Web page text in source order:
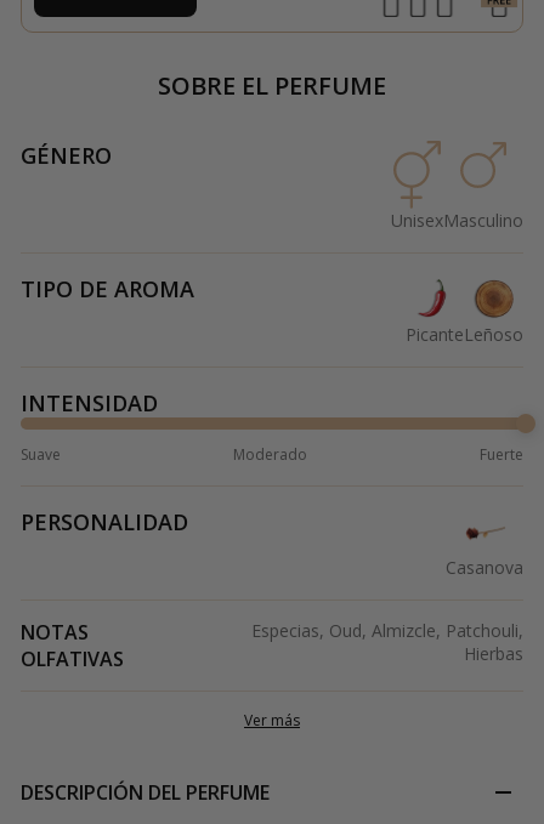
SOBRE EL PERFUME
GÉNERO
UnisexMasculino
TIPO DE AROMA
PicanteLeñoso
INTENSIDAD
Suave Moderado Fuerte
PERSONALIDAD
Casanova
NOTAS
OLFATIVAS
Especias, Oud, Almizcle, Patchouli,
Hierbas
Ver más
DESCRIPCIÓN DEL PERFUME